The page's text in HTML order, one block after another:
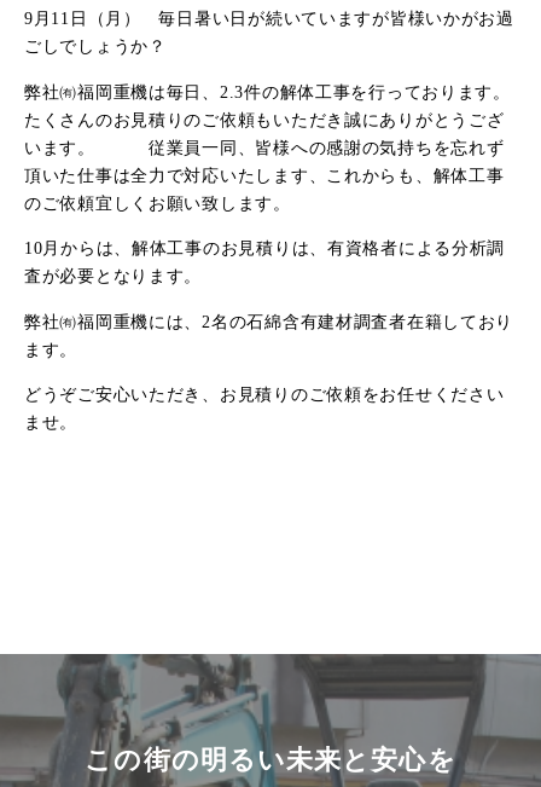
9月11日（月） 毎日暑い日が続いていますが皆様いかがお過
ごしでしょうか？
弊社㈲福岡重機は毎日、2.3件の解体工事を行っております。
たくさんのお見積りのご依頼もいただき誠にありがとうござ
います。 従業員一同、皆様への感謝の気持ちを忘れず
頂いた仕事は全力で対応いたします、これからも、解体工事
のご依頼宜しくお願い致します。
10月からは、解体工事のお見積りは、有資格者による分析調
査が必要となります。
弊社㈲福岡重機には、2名の石綿含有建材調査者在籍しており
ます。
どうぞご安心いただき、お見積りのご依頼をお任せください
ませ。
この街の明るい未来と安心を